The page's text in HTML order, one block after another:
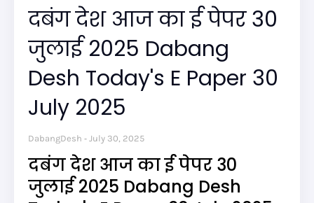
दबंग देश आज का ई पेपर 30
जुलाई 2025 Dabang
Desh Today's E Paper 30
July 2025
DabangDesh July 30, 2025
दबंग देश आज का ई पेपर 30
जुलाई 2025 Dabang Desh